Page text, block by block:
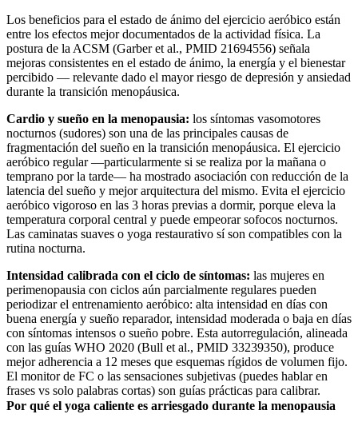
Los beneficios para el estado de ánimo del ejercicio aeróbico están
entre los efectos mejor documentados de la actividad física. La
postura de la ACSM (Garber et al., PMID 21694556) señala
mejoras consistentes en el estado de ánimo, la energía y el bienestar
percibido — relevante dado el mayor riesgo de depresión y ansiedad
durante la transición menopáusica.
Cardio y sueño en la menopausia: los síntomas vasomotores
nocturnos (sudores) son una de las principales causas de
fragmentación del sueño en la transición menopáusica. El ejercicio
aeróbico regular —particularmente si se realiza por la mañana o
temprano por la tarde— ha mostrado asociación con reducción de la
latencia del sueño y mejor arquitectura del mismo. Evita el ejercicio
aeróbico vigoroso en las 3 horas previas a dormir, porque eleva la
temperatura corporal central y puede empeorar sofocos nocturnos.
Las caminatas suaves o yoga restaurativo sí son compatibles con la
rutina nocturna.
Intensidad calibrada con el ciclo de síntomas: las mujeres en
perimenopausia con ciclos aún parcialmente regulares pueden
periodizar el entrenamiento aeróbico: alta intensidad en días con
buena energía y sueño reparador, intensidad moderada o baja en días
con síntomas intensos o sueño pobre. Esta autorregulación, alineada
con las guías WHO 2020 (Bull et al., PMID 33239350), produce
mejor adherencia a 12 meses que esquemas rígidos de volumen fijo.
El monitor de FC o las sensaciones subjetivas (puedes hablar en
frases vs solo palabras cortas) son guías prácticas para calibrar.
Por qué el yoga caliente es arriesgado durante la menopausia